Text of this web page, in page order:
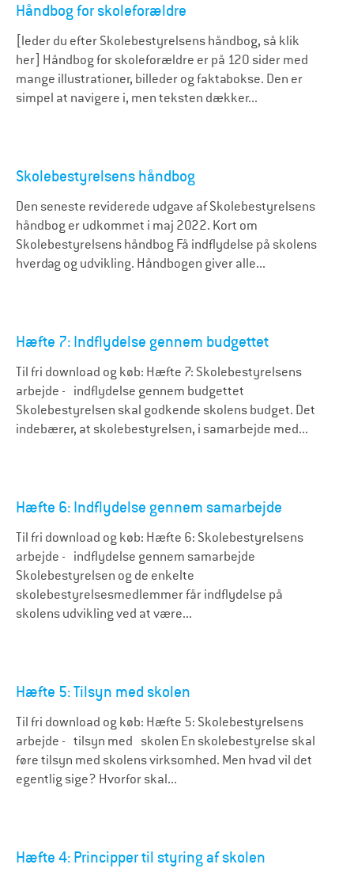
Håndbog for skoleforældre
[leder du efter Skolebestyrelsens håndbog, så klik
her] Håndbog for skoleforældre er på 120 sider med
mange illustrationer, billeder og faktabokse. Den er
simpel at navigere i, men teksten dækker...
Skolebestyrelsens håndbog
Den seneste reviderede udgave af Skolebestyrelsens
håndbog er udkommet i maj 2022. Kort om
Skolebestyrelsens håndbog Få indflydelse på skolens
hverdag og udvikling. Håndbogen giver alle...
Hæfte 7: Indflydelse gennem budgettet
Til fri download og køb: Hæfte 7: Skolebestyrelsens
arbejde - indflydelse gennem budgettet
Skolebestyrelsen skal godkende skolens budget. Det
indebærer, at skolebestyrelsen, i samarbejde med...
Hæfte 6: Indflydelse gennem samarbejde
Til fri download og køb: Hæfte 6: Skolebestyrelsens
arbejde - indflydelse gennem samarbejde
Skolebestyrelsen og de enkelte
skolebestyrelsesmedlemmer får indflydelse på
skolens udvikling ved at være...
Hæfte 5: Tilsyn med skolen
Til fri download og køb: Hæfte 5: Skolebestyrelsens
arbejde - tilsyn med skolen En skolebestyrelse skal
føre tilsyn med skolens virksomhed. Men hvad vil det
egentlig sige? Hvorfor skal...
Hæfte 4: Principper til styring af skolen